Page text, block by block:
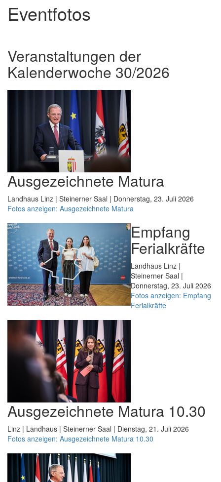
Eventfotos
Veranstaltungen der
Kalenderwoche 30/2026
Ausgezeichnete Matura
Landhaus Linz | Steinerner Saal | Donnerstag, 23. Juli 2026
Fotos anzeigen: Ausgezeichnete Matura
Empfang
Ferialkräfte
Landhaus Linz |
Steinerner Saal |
Donnerstag, 23. Juli 2026
Fotos anzeigen: Empfang
Ferialkräfte
Ausgezeichnete Matura 10.30
Linz | Landhaus | Steinerner Saal | Dienstag, 21. Juli 2026
Fotos anzeigen: Ausgezeichnete Matura 10.30